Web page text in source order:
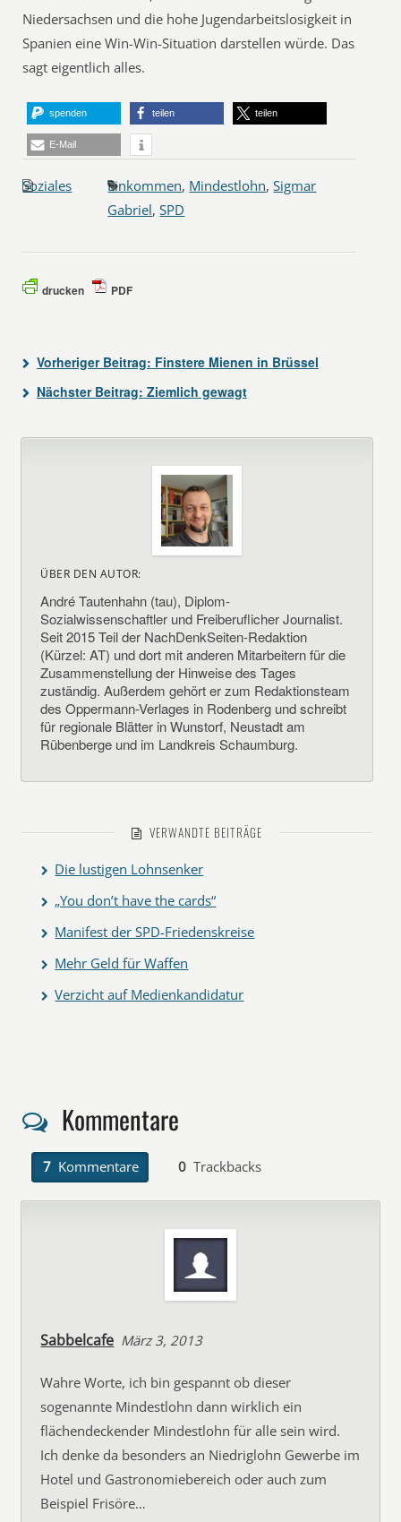
Niedersachsen und die hohe Jugendarbeitslosigkeit in
Spanien eine Win-Win-Situation darstellen würde. Das
sagt eigentlich alles.
spenden teilen teilen
E-Mail
Soziales Einkommen, Mindestlohn,Sigmar
Gabriel,SPD
drucken PDF
Vorheriger Beitrag: Finstere Mienen in Brüssel
Nächster Beitrag: Ziemlich gewagt
ÜBER DEN AUTOR:
André Tautenhahn (tau), Diplom-
Sozialwissenschaftler und Freiberuflicher Journalist.
Seit 2015 Teil der NachDenkSeiten-Redaktion
(Kürzel: AT) und dort mit anderen Mitarbeitern für die
Zusammenstellung der Hinweise des Tages
zuständig. Außerdem gehört er zum Redaktionsteam
des Oppermann-Verlages in Rodenberg und schreibt
für regionale Blätter in Wunstorf, Neustadt am
Rübenberge und im Landkreis Schaumburg.
VERWANDTE BEITRÄGE
Die lustigen Lohnsenker
„You don’t have the cards“
Manifest der SPD-Friedenskreise
Mehr Geld für Waffen
Verzicht auf Medienkandidatur
Kommentare
7 Kommentare 0 Trackbacks
Sabbelcafe März 3, 2013
Wahre Worte, ich bin gespannt ob dieser
sogenannte Mindestlohn dann wirklich ein
flächendeckender Mindestlohn für alle sein wird.
Ich denke da besonders an Niedriglohn Gewerbe im
Hotel und Gastronomiebereich oder auch zum
Beispiel Frisöre…